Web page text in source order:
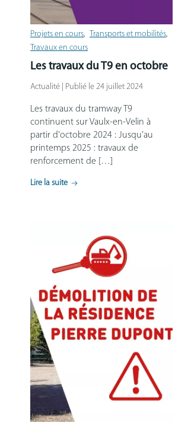
Projets en cours
Transports et mobilités
Travaux en cours
Les travaux du T9 en octobre
Actualité | Publié le 24 juillet 2024
Les travaux du tramway T9
continuent sur Vaulx-en-Velin à
partir d'octobre 2024 : Jusqu’au
printemps 2025 : travaux de
renforcement de […]
Lire la suite